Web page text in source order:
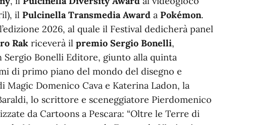
il Pulcinella Transmedia Award a Pokémon.
2026, al quale il Festival dedicherà panel
Rak riceverà il premio Sergio Bonelli,
Bonelli Editore, giunto alla quinta
di primo piano del mondo del disegno e
Magic Domenico Cava e Katerina Ladon, la
lo scrittore e sceneggiatore Pierdomenico
da Cartoons a Pescara: “Oltre le Terre di